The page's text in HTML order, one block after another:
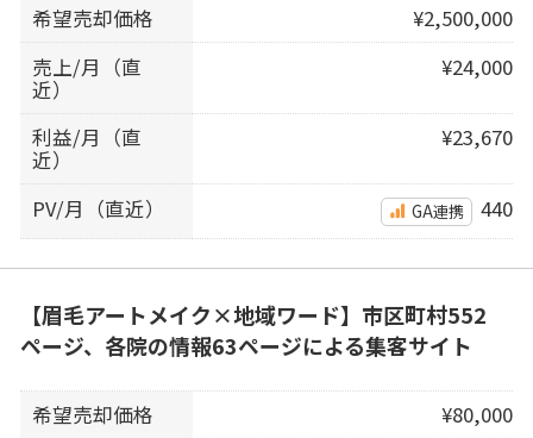
希望売却価格
¥2,500,000
売上/月（直
近）
¥24,000
利益/月（直
近）
¥23,670
PV/月（直近） GA連携 440
【眉毛アートメイク×地域ワード】市区町村552
ページ、各院の情報63ページによる集客サイト
希望売却価格
¥80,000